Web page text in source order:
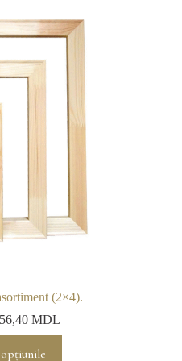
(2×4).
56,40MDL
opțiunile